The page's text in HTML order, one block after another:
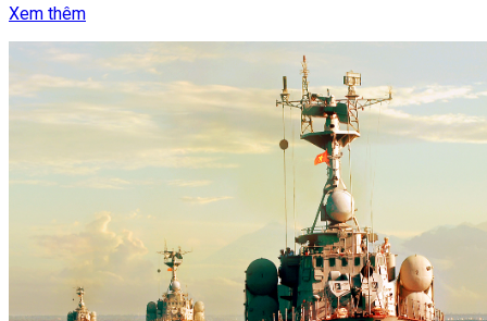
Xem thêm